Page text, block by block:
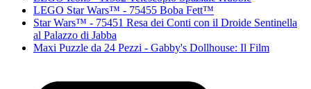
LEGO Star Wars™ - 75455 Boba Fett™
Star Wars™ - 75451 Resa dei Conti con il Droide Sentinella
al Palazzo di Jabba
Maxi Puzzle da 24 Pezzi - Gabby's Dollhouse: Il Film